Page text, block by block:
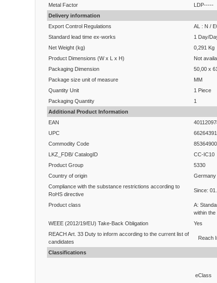
Metal Factor
LDP-----
Delivery information
Export Control Regulations
AL : N /
Standard lead time ex-works
1 Day/
Net Weight (kg)
0,291 Kg
Product Dimensions (W x L x H)
Not
Packaging Dimension
50,00 x
Package size unit of measure
MM
Quantity Unit
1 Piece
Packaging Quantity
1
Additional Product Information
EAN
UPC
Commodity Code
85364900
LKZ_FDB/ CatalogID
CC-IC10
Product Group
5330
Country of origin
Germany
Compliance with the substance restrictions according to
RoHS directive
Since:
Product class
A:
within the
WEEE (2012/19/EU) Take-Back Obligation
Yes
REACH Art. 33 Duty to inform according to the current list of
candidates
Reach
Classifications
eClass